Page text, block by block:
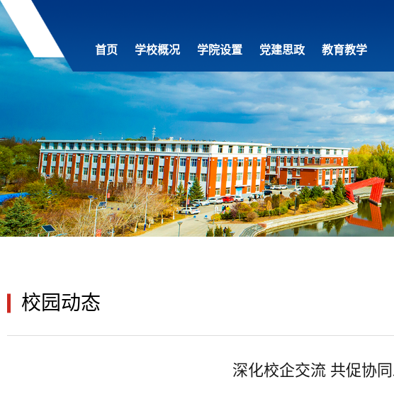
首页 学校概况 学院设置 党建思政 教育教学
校园动态
深化校企交流 共促协